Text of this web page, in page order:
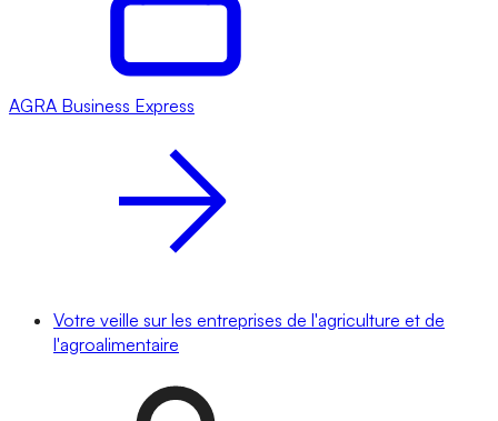
AGRA Business Express
Votre veille sur les entreprises de l'agriculture et de
l'agroalimentaire